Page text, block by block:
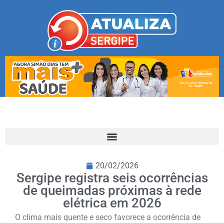
20/02/2026
Sergipe registra seis ocorrências
de queimadas próximas à rede
elétrica em 2026
O clima mais quente e seco favorece a ocorrência de